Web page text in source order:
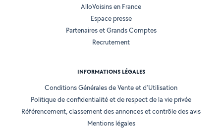
AlloVoisins en France
Espace presse
Partenaires et Grands Comptes
Recrutement
INFORMATIONS LÉGALES
Conditions Générales de Vente et d'Utilisation
Politique de confidentialité et de respect de la vie privée
Référencement, classement des annonces et contrôle des avis
Mentions légales